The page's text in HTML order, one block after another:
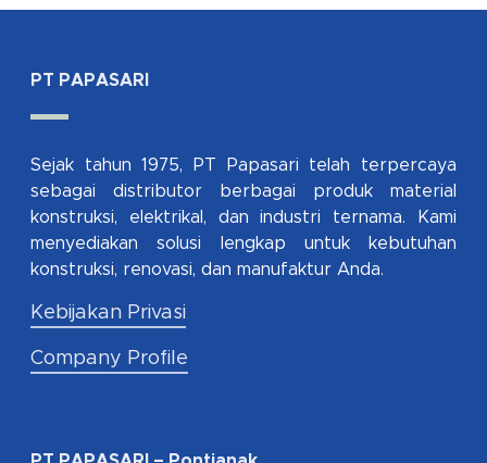
PT PAPASARI
Sejak tahun 1975, PT Papasari telah terpercaya
sebagai distributor berbagai produk material
konstruksi, elektrikal, dan industri ternama. Kami
menyediakan solusi lengkap untuk kebutuhan
konstruksi, renovasi, dan manufaktur Anda.
Kebijakan Privasi
Company Profile